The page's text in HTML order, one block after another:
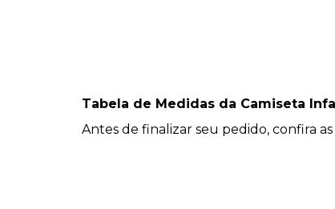
Tabela de Medidas da Camiseta
Antes de finalizar seu pedido, confira